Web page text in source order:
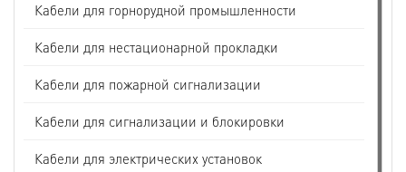
Кабели для горнорудной промышленности
Кабели для нестационарной прокладки
Кабели для пожарной сигнализации
Кабели для сигнализации и блокировки
Кабели для электрических установок